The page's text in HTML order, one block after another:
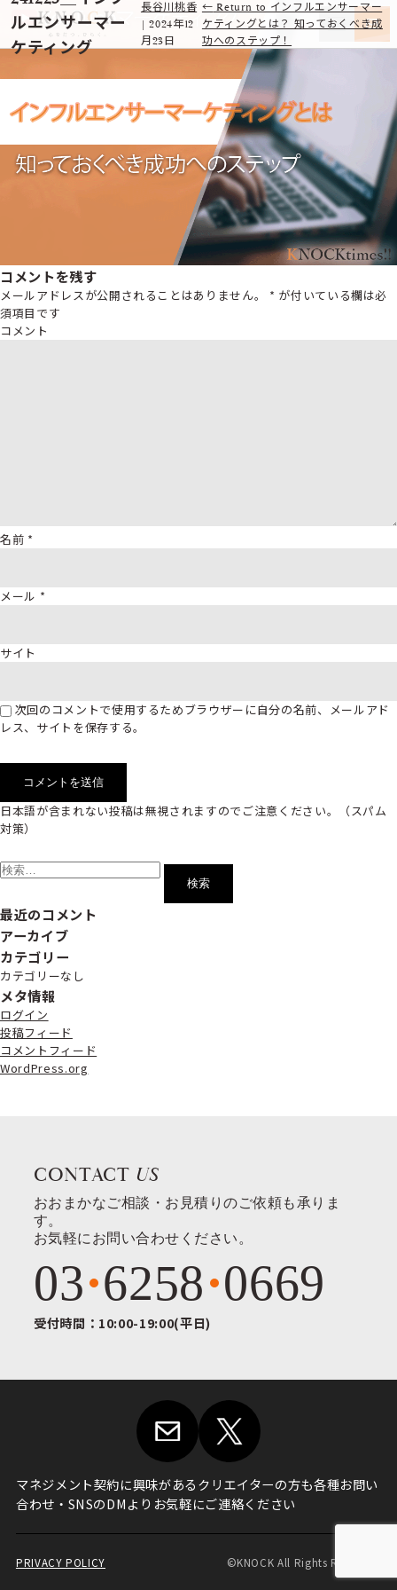
ルエンサーマー
ケティング
長谷川桃香
|2024年12
月23日
← Return to インフルエンサーマー
ケティングとは？ 知っておくべき成
功へのステップ！
コメントを残す
メールアドレスが公開されることはありません。 * が付いている欄は必
須項目です
コメント
名前 *
メール *
サイト
次回のコメントで使用するためブラウザーに自分の名前、メールアド
レス、サイトを保存する。
日本語が含まれない投稿は無視されますのでご注意ください。（スパム
対策）
索:
最近のコメント
アーカイブ
カテゴリー
カテゴリーなし
メタ情報
ログイン
投稿フィード
コメントフィード
WordPress.org
CONTACT US
おおまかなご相談・お見積りのご依頼も承りま
す。
お気軽にお問い合わせください。
03 6258 0669
受付時間：10:00-19:00(平日)
マネジメント契約に興味があるクリエイターの方も各種お問い
合わせ・ SNSのDMよりお気軽にご連絡ください
PRIVACY POLICY ©KNOCK All Rights Reserved.